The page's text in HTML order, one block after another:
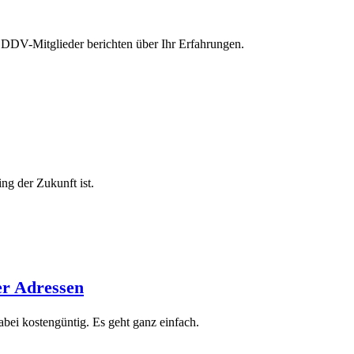
Mitglieder berichten über Ihr Erfahrungen.
der Zukunft ist.
Adressen
kostengüntig. Es geht ganz einfach.